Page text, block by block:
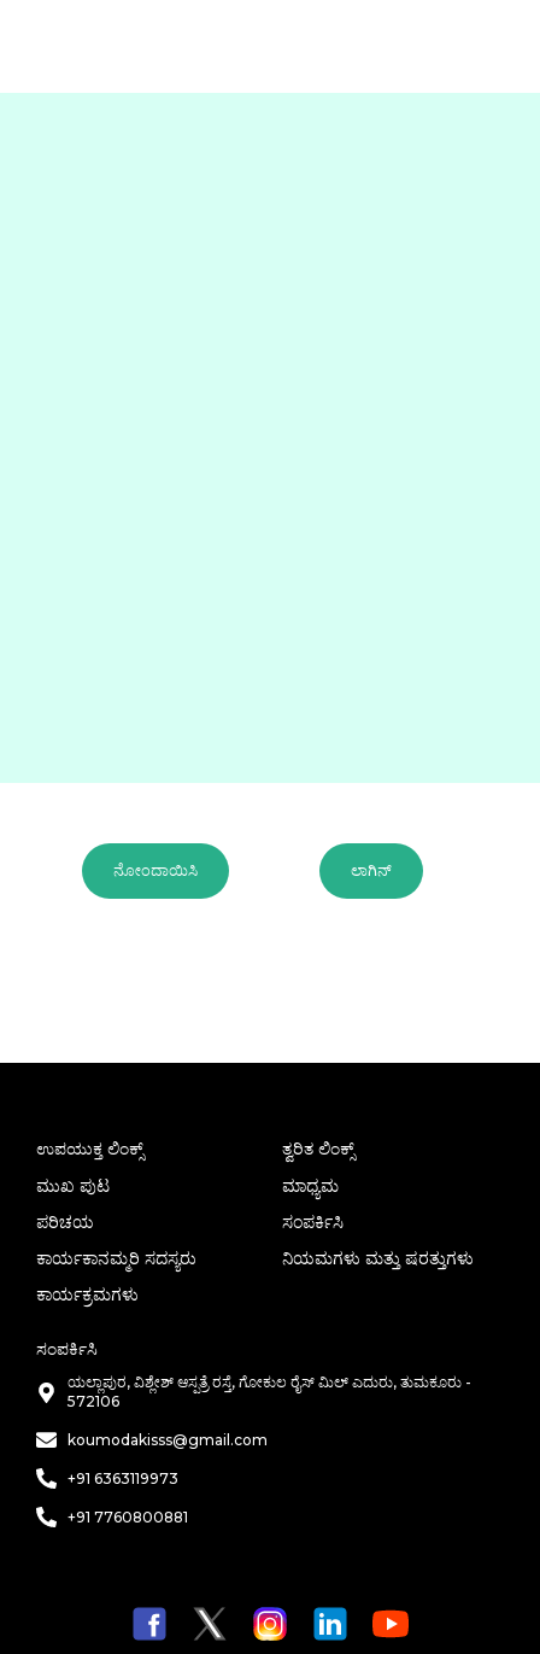
ನೋಂದಾಯಿಸಿ ಲಾಗಿನ್
ಉಪಯುಕ್ತ ಲಿಂಕ್ಸ್
ಮುಖ ಪುಟ
ಪರಿಚಯ
ಕಾರ್ಯಕಾನಮ್ಮರಿ ಸದಸ್ಯರು
ಕಾರ್ಯಕ್ರಮಗಳು
ತ್ವರಿತ ಲಿಂಕ್ಸ್
ಮಾಧ್ಯಮ
ಸಂಪರ್ಕಿಸಿ
ನಿಯಮಗಳು ಮತ್ತು ಷರತ್ತುಗಳು
ಸಂಪರ್ಕಿಸಿ
ಯಲ್ಲಾಪುರ, ವಿಶ್ಲೇಶ್ ಆಸ್ಪತ್ರೆ ರಸ್ತೆ, ಗೋಕುಲ ರೈಸ್ ಮಿಲ್ ಎದುರು, ತುಮಕೂರು -
572106
koumodakisss@gmail.com
+91 6363119973
+91 7760800881